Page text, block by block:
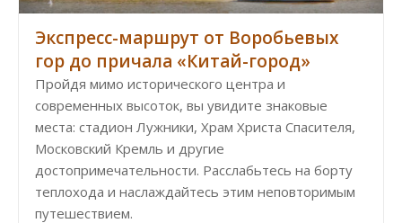
Экспресс-маршрут от Воробьевых
гор до причала «Китай-город»
Пройдя мимо исторического центра и
современных высоток, вы увидите знаковые
места: стадион Лужники, Храм Христа Спасителя,
Московский Кремль и другие
достопримечательности. Расслабьтесь на борту
теплохода и наслаждайтесь этим неповторимым
путешествием.